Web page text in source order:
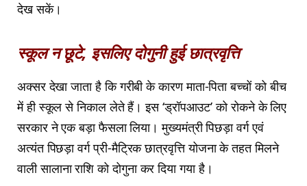
देख सकें।
स्कूल न छूटे, इसलिए दोगुनी हुई छात्रवृत्ति
अक्सर देखा जाता है कि गरीबी के कारण माता-पिता बच्चों को बीच
में ही स्कूल से निकाल लेते हैं। इस ‘ड्रॉपआउट’ को रोकने के लिए
सरकार ने एक बड़ा फैसला लिया। मुख्यमंत्री पिछड़ा वर्ग एवं
अत्यंत पिछड़ा वर्ग प्री-मैट्रिक छात्रवृत्ति योजना के तहत मिलने
वाली सालाना राशि को दोगुना कर दिया गया है।